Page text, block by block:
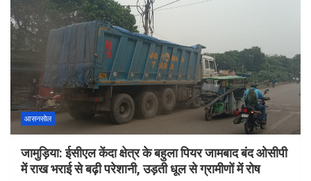
आसनसोल
जामुड़िया: ईसीएल केंदा क्षेत्र के बहुला पियर जामबाद बंद ओसीपी
में राख भराई से बढ़ी परेशानी, उड़ती धूल से ग्रामीणों में रोष